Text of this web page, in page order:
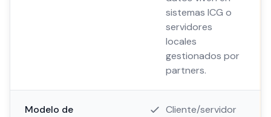
sistemas ICG o
servidores
locales
gestionados por
partners.
Modelo de
Cliente/servidor